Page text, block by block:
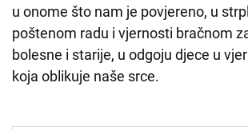
u onome što nam je povjereno, u
poštenom radu i vjernosti bračnom
bolesne i starije, u odgoju djece u
koja oblikuje naše srce.